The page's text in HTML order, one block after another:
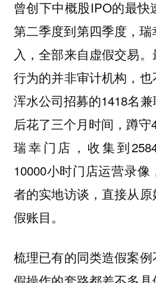
曾创下中概股IPO的最快
第二季度到第四季度，
入，全部来自虚假交易
行为的并非审计机构，
浑水公司招募的1418名
后花了三个月时间，蹲守
瑞幸门店，收集到
10000小时门店运营录
者的实地访谈，直接从
假账目。
梳理已有的同类造假案